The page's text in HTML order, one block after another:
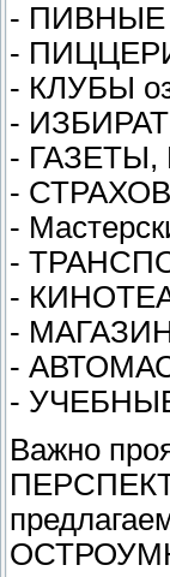
- ПИВНЫЕ
-
- КЛУБЫ
-
-
-
-
-
-
-
-
-
Важно